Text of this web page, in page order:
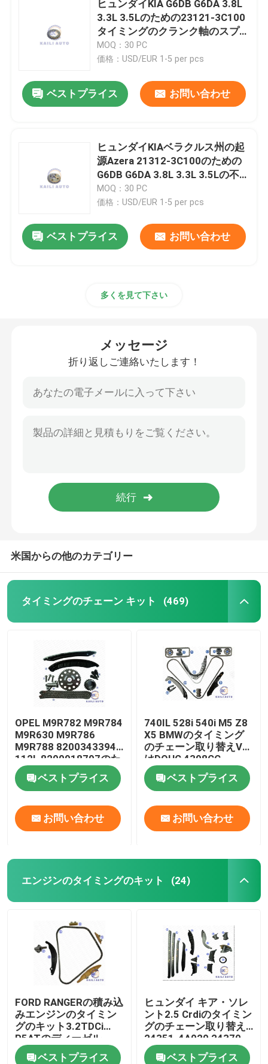
カムシャフトのスプロケット ギヤ
クランク軸のタイミングのスプロケット
タイミングのチェーン ガイド・レール
チェーン テンショナーの腕
油ポンプのテンショナー
ヒュンダイKIA G6DB G6DA 3.8L
3.3L 3.5Lのための23121-3C100
タイミングのクランク軸のスプ
ロケット
MOQ：30 PC
価格：USD/EUR 1-5 per pcs
ベストプライス お問い合わせ
ヒュンダイKIAベラクルス州の起
源Azera 21312-3C100のための
G6DB G6DA 3.8L 3.3L 3.5Lの不
安定なタイミング歯車
MOQ：30 PC
価格：USD/EUR 1-5 per pcs
ベストプライス お問い合わせ
多くを見て下さい
メッセージ
折り返しご連絡いたします！
米国からの他のカテゴリー
タイミングのチェーン キット (469)
OPEL M9R782 M9R784
M9R630 M9R786
M9R788 8200343394
112L 8200918797のた
めのVAUXHALLヴィヴ
ァーロ2.0 Cdtiのタイミ
ングのチェーン キット
ベストプライス
お問い合わせ
740IL 528i 540i M5 Z8
X5 BMWのタイミング
のチェーン取り替えV8
はDOHC 4398CC
11311741746にガスを
供給するベストプライス
お問い合わせ
エンジンのタイミングのキット (24)
FORD RANGERの積み込
みエンジンのタイミン
グのキット3.2TDCi
P5ATのディーゼル
6C1Q6M256BB 134L
ベストプライス
ヒュンダイ キア・ソレ
ント2.5 Crdiのタイミン
グのチェーン取り替え
24351-4A020 24370-
4A030
ベストプライス